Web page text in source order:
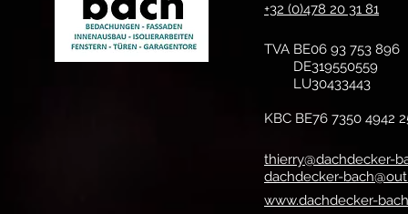
+32 (0)478 20 31 81
TVA BE06 93 753 896
DE319550559
LU30433443
KBC BE76 7350 4942
thierry@dachdecker-
dachdecker-
www.dachdecker-